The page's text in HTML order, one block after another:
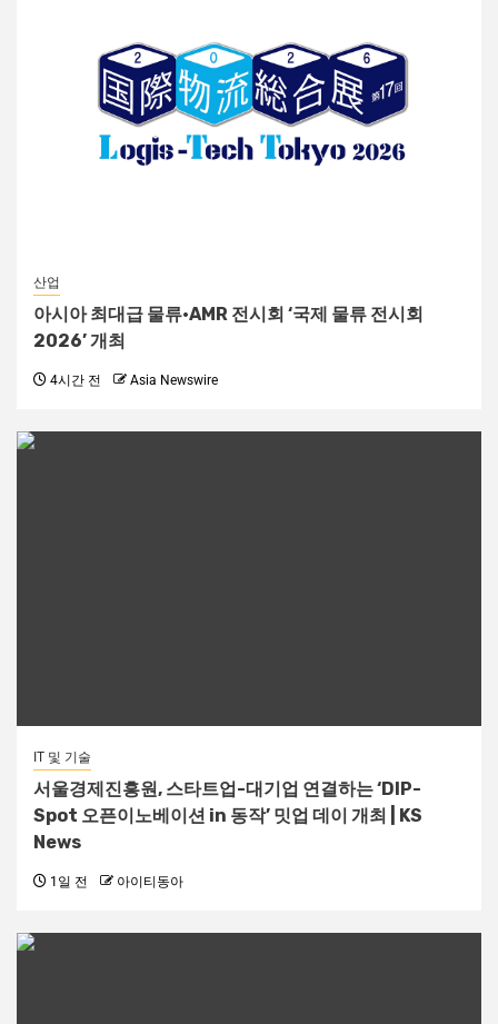
산업
아시아 최대급 물류·AMR 전시회 ‘국제 물류 전시회
2026’ 개최
4시간 전 Asia Newswire
IT 및 기술
서울경제진흥원, 스타트업-대기업 연결하는 ‘DIP-
Spot 오픈이노베이션 in 동작’ 밋업 데이 개최 | KS
News
1일 전 아이티동아